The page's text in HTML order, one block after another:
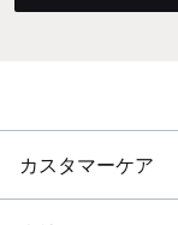
カスタマーケア